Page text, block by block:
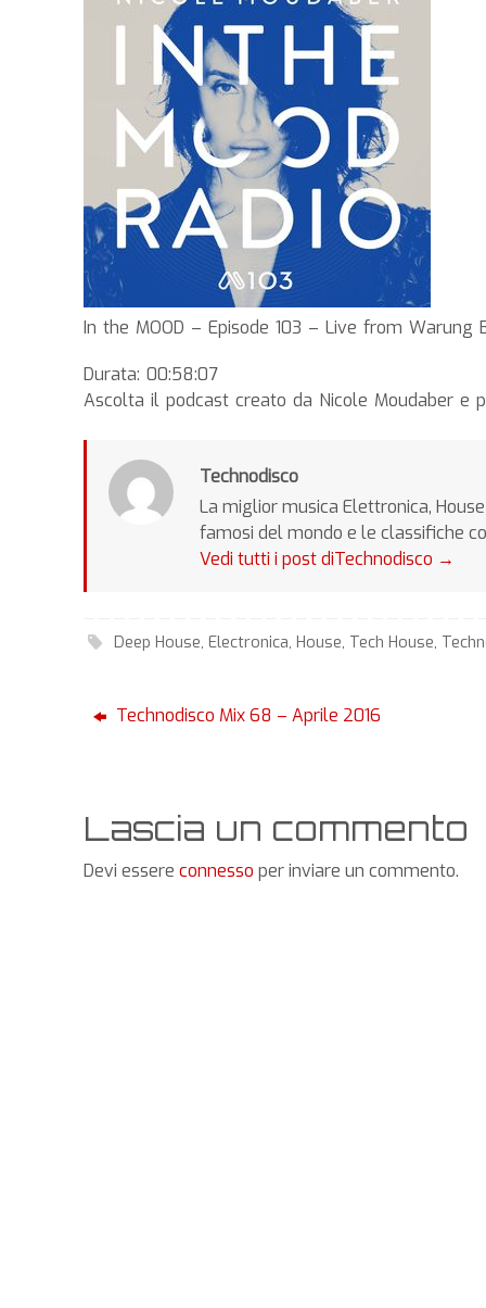
In the MOOD – Episode 103 – Live from Warung
Durata: 00:58:07
Ascolta il podcast creato da Nicole Moudaber e
Technodisco
La miglior musica Elettronica,
famosi del mondo e le classifiche
Vedi tutti i post diTechnodisco →
Deep House,Electronica,House, Tech House,
Technodisco Mix 68 – Aprile 2016
Lascia un commento
Devi essere connesso per inviare un commento.